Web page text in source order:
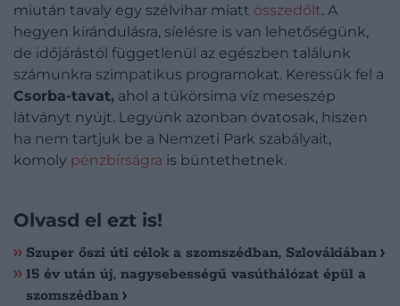
miután tavaly egy szélvihar miatt összedőlt. A
hegyen kirándulásra, síelésre is van lehetőségünk,
de időjárástól függetlenül az egészben találunk
számunkra szimpatikus programokat. Keressük fel a
Csorba-tavat, ahol a tükörsima víz meseszép
látványt nyújt. Legyünk azonban óvatosak, hiszen
ha nem tartjuk be a Nemzeti Park szabályait,
komoly pénzbírságra is büntethetnek.
Olvasd el ezt is!
Szuper őszi úti célok a szomszédban, Szlovákiában
15 év után új, nagysebességű vasúthálózat épül a
szomszédban